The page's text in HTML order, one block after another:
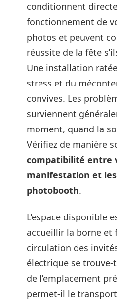
conditionnent
fonctionnement de
photos et peuvent
réussite de la fête
Une installation
stress et du
convives. Les
surviennent
moment, quand la
Vérifiez de manière
compatibilité entre
manifestation et
photobooth.
L’espace disponible
accueillir la borne et
circulation des
électrique se
de l’emplacement
permet-il le